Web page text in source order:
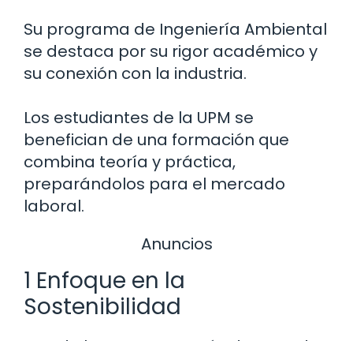
Su programa de Ingeniería Ambiental
se destaca por su rigor académico y
su conexión con la industria.
Los estudiantes de la UPM se
benefician de una formación que
combina teoría y práctica,
preparándolos para el mercado
laboral.
Anuncios
1 Enfoque en la
Sostenibilidad